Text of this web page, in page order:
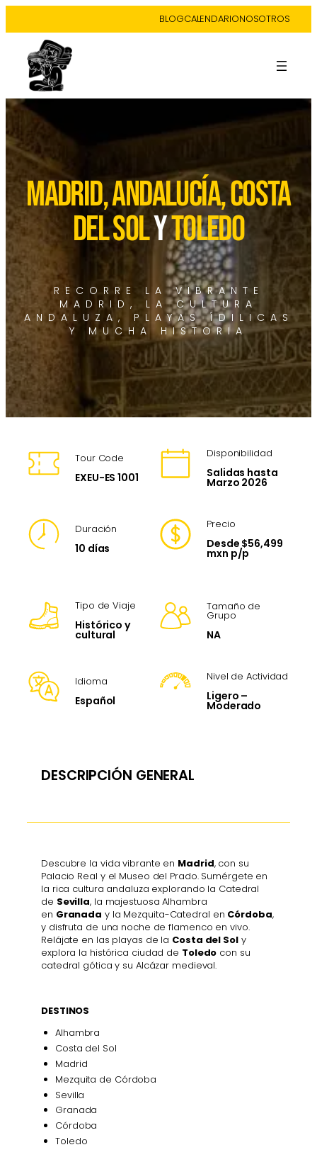
BLOGCALENDARIONOSOTROS
MADRID, ANDALUCÍA, COSTA
DEL SOLyTOLEDO
RECORRE LA VIBRANTE
MADRID, LA CULTURA
ANDALUZA, PLAYAS ÍDILICAS
Y MUCHA HISTORIA
Tour Code
EXEU-ES 1001
Disponibilidad
Salidas hasta
Marzo 2026
Duración
10 días
Precio
Desde $56,499
mxn p/p
Tipo de Viaje
Histórico y
cultural
Tamaño de
Grupo
NA
Idioma
Español
Nivel de Actividad
Ligero –
Moderado
DESCRIPCIÓN GENERAL
Descubre la vida vibrante en Madrid, con su
Palacio Real y el Museo del Prado. Sumérgete en
la rica cultura andaluza explorando la Catedral
de Sevilla, la majestuosa Alhambra
en Granada y la Mezquita-Catedral en Córdoba,
y disfruta de una noche de flamenco en vivo.
Relájate en las playas de la Costa del Soly
explora la histórica ciudad de Toledo con su
catedral gótica y su Alcázar medieval.
DESTINOS
Alhambra
Costa del Sol
Madrid
Mezquita de Córdoba
Sevilla
Granada
Córdoba
Toledo